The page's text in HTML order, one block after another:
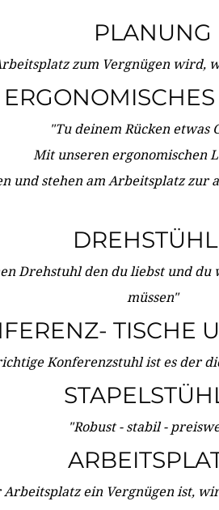
PLANUNG
zum Vergnügen wird,
"Tu deinem Rücken etwas
Mit unseren ergonomischen
und stehen am Arbeitsplatz zur
Drehstuhl den du liebst und
müssen"
TISCHE
Konferenzstuhl ist es der
"Robust - stabil -
Arbeitsplatz ein Vergnügen ist,